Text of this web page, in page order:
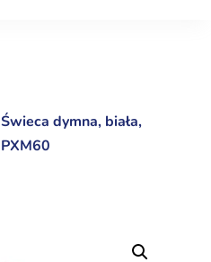
Świeca dymna, biała,
PXM60